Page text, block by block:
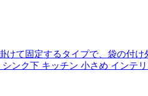
て固定するタイプで、袋の付け
ンク下 キッチン 小さめ インテ